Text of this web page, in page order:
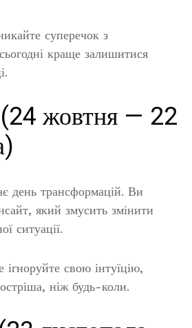
суперечок з
краще залишитися
жовтня — 22
день трансформацій. Ви
який змусить змінити
ситуації.
ігноруйте свою інтуїцію,
ніж будь-коли.